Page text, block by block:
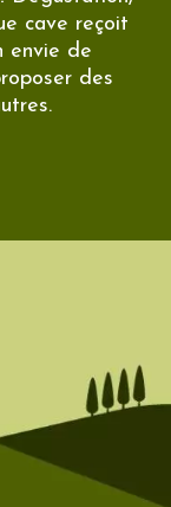
cave reçoit
envie de
des